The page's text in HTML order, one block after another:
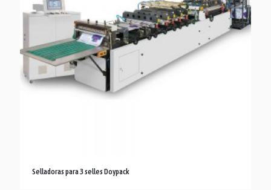
Selladoras para 3 selles Doypack